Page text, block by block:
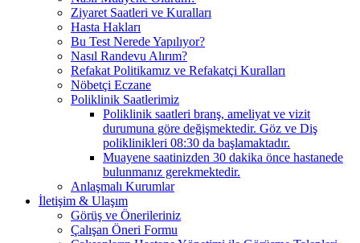
Ziyaret Saatleri ve Kuralları
Hasta Hakları
Bu Test Nerede Yapılıyor?
Nasıl Randevu Alırım?
Refakat Politikamız ve Refakatçi Kuralları
Nöbetçi Eczane
Poliklinik Saatlerimiz
Poliklinik saatleri branş, ameliyat ve vizit
durumuna göre değişmektedir. Göz ve Diş
poliklinikleri 08:30 da başlamaktadır.
Muayene saatinizden 30 dakika önce hastanede
bulunmanız gerekmektedir.
Anlaşmalı Kurumlar
İletişim & Ulaşım
Görüş ve Önerileriniz
Çalışan Öneri Formu